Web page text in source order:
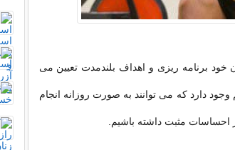
برنامه ریزی و اهداف بلندمدت تعیین می
دارد که می توانند به صورت روزانه انجام
احساسات مثبت داشته باشیم.